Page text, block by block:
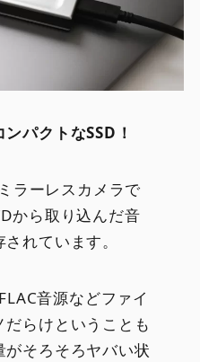
パクトなSSD！
ラーレスカメラで
から取り込んだ音
れています。
音源などファイ
らけということも
そろそろヤバい状